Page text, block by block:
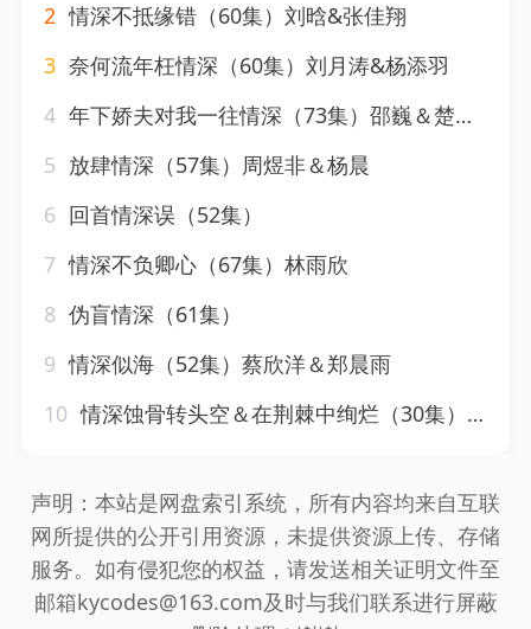
2 情深不抵缘错（60集）刘晗&张佳翔
3 奈何流年枉情深（60集）刘月涛&杨添羽
4 年下娇夫对我一往情深（73集）邵巍＆楚瑷旭
5 放肆情深（57集）周煜非＆杨晨
6 回首情深误（52集）
7 情深不负卿心（67集）林雨欣
8 伪盲情深（61集）
9 情深似海（52集）蔡欣洋＆郑晨雨
10 情深蚀骨转头空＆在荆棘中绚烂（30集）梅洋＆徐漫宁
声明：本站是网盘索引系统，所有内容均来自互联
网所提供的公开引用资源，未提供资源上传、存储
服务。如有侵犯您的权益，请发送相关证明文件至
邮箱kycodes@163.com及时与我们联系进行屏蔽